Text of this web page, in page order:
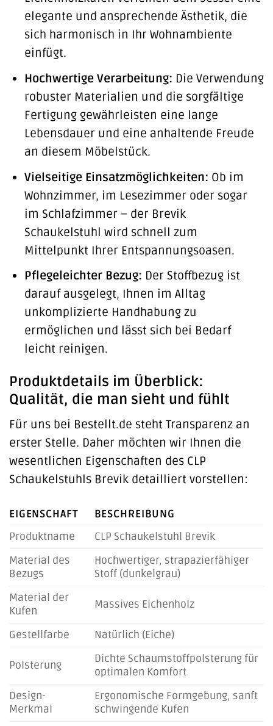
elegante und ansprechende Ästhetik, die
sich harmonisch in Ihr Wohnambiente
einfügt.
Hochwertige Verarbeitung: Die Verwendung
robuster Materialien und die sorgfältige
Fertigung gewährleisten eine lange
Lebensdauer und eine anhaltende Freude
an diesem Möbelstück.
Vielseitige Einsatzmöglichkeiten: Ob im
Wohnzimmer, im Lesezimmer oder sogar
im Schlafzimmer – der Brevik
Schaukelstuhl wird schnell zum
Mittelpunkt Ihrer Entspannungsoasen.
Pflegeleichter Bezug: Der Stoffbezug ist
darauf ausgelegt, Ihnen im Alltag
unkomplizierte Handhabung zu
ermöglichen und lässt sich bei Bedarf
leicht reinigen.
Produktdetails im Überblick:
Qualität, die man sieht und fühlt
Für uns bei Bestellt.de steht Transparenz an
erster Stelle. Daher möchten wir Ihnen die
wesentlichen Eigenschaften des CLP
Schaukelstuhls Brevik detailliert vorstellen:
EIGENSCHAFT
BESCHREIBUNG
Produktname
CLP Schaukelstuhl Brevik
Material des
Bezugs
Hochwertiger, strapazierfähiger
Stoff (dunkelgrau)
Material der
Kufen
Massives Eichenholz
Gestellfarbe Natürlich (Eiche)
Polsterung
Dichte Schaumstoffpolsterung für
optimalen Komfort
Design-
Merkmal
Ergonomische Formgebung, sanft
schwingende Kufen